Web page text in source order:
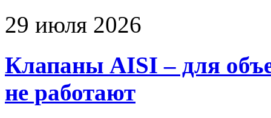
29 июля 2026
Клапаны AISI – для
не работают